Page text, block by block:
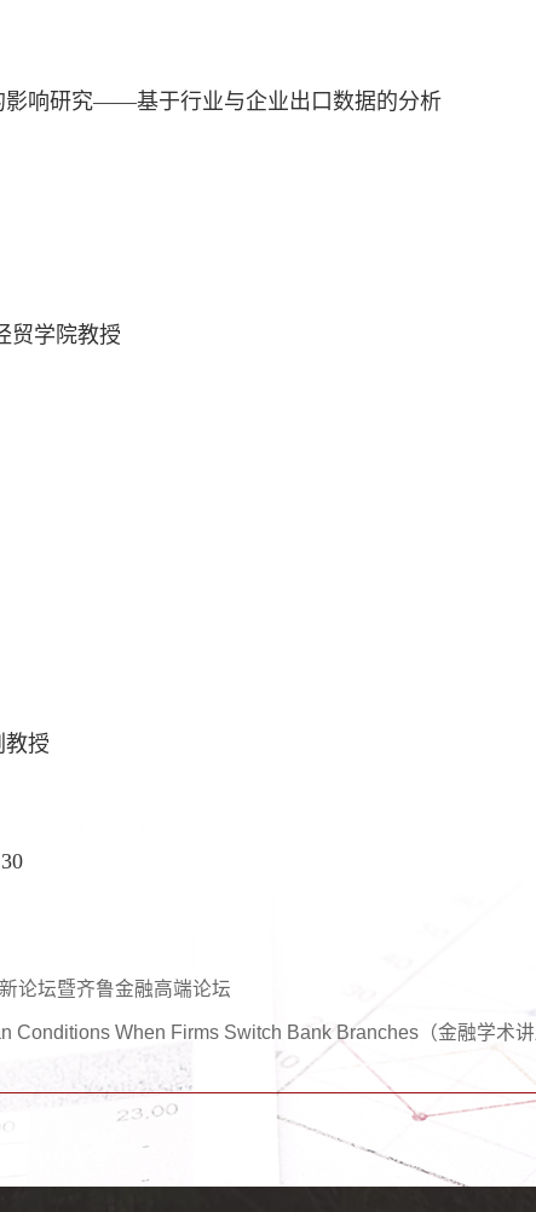
影响研究——基于行业与企业出口数据的分析
贸学院教授
教授
论坛暨齐鲁金融高端论坛
Conditions When Firms Switch Bank Branches（金融学术